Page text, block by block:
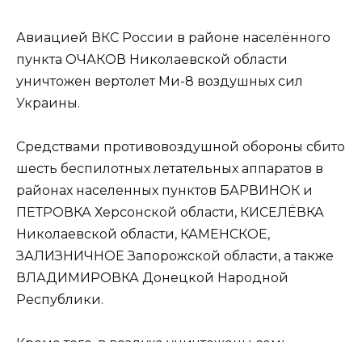
Авиацией ВКС России в районе населённого
пункта ОЧАКОВ Николаевской области
уничтожен вертолет Ми-8 воздушных сил
Украины.
Средствами противовоздушной обороны сбито
шесть беспилотных летательных аппаратов в
районах населенных пунктов БАРВИНОК и
ПЕТРОВКА Херсонской области, КИСЕЛЁВКА
Николаевской области, КАМЕНСКОЕ,
ЗАЛИЗНИЧНОЕ Запорожской области, а также
ВЛАДИМИРОВКА Донецкой Народной
Республики.